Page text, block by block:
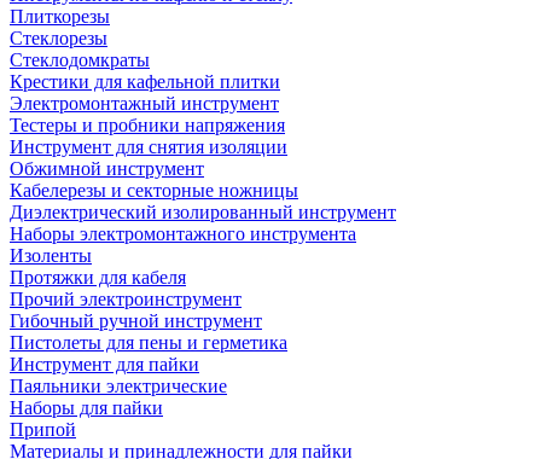
Плиткорезы
Стеклорезы
Стеклодомкраты
Крестики для кафельной плитки
Электромонтажный инструмент
Тестеры и пробники напряжения
Инструмент для снятия изоляции
Обжимной инструмент
Кабелерезы и секторные ножницы
Диэлектрический изолированный инструмент
Наборы электромонтажного инструмента
Изоленты
Протяжки для кабеля
Прочий электроинструмент
Гибочный ручной инструмент
Пистолеты для пены и герметика
Инструмент для пайки
Паяльники электрические
Наборы для пайки
Припой
Материалы и принадлежности для пайки